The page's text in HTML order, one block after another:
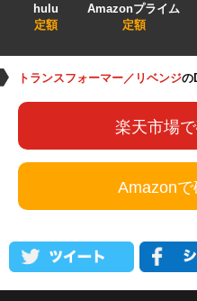
hulu
定額
Amazonプライム
定額
トランスフォーマー／リベンジの
楽天市場
Amazonで